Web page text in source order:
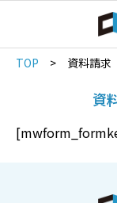
TOP > 資料請求
資